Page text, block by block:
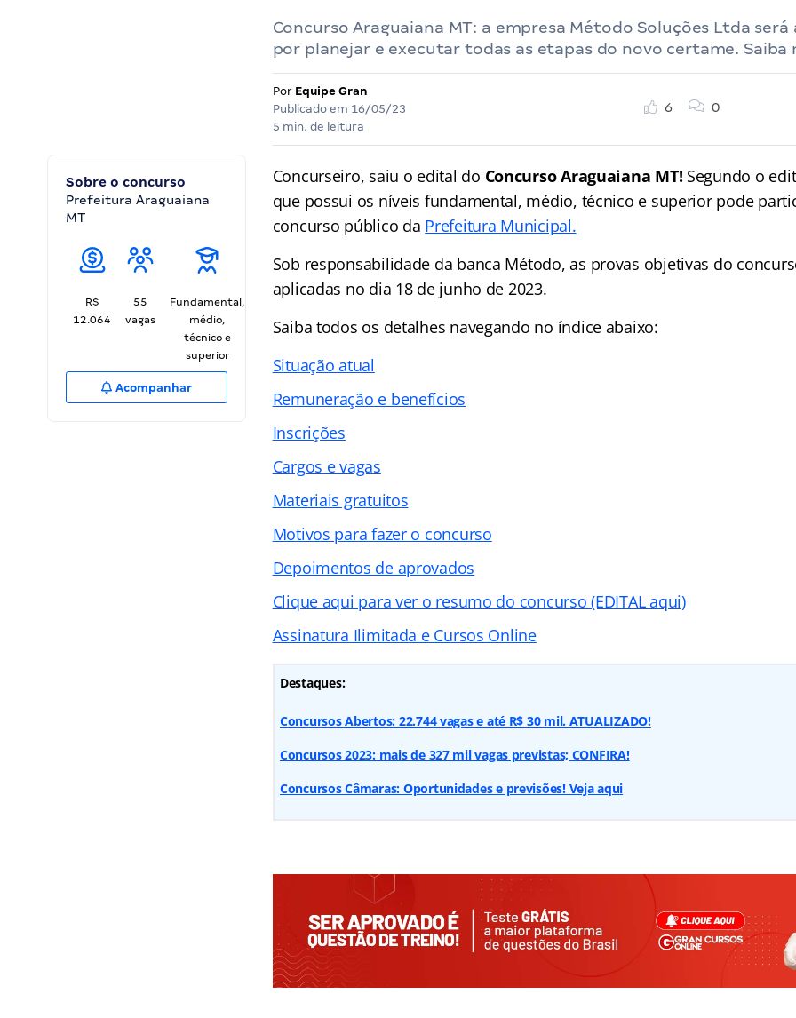
Concurso Araguaiana MT: a empresa Método Soluções Ltda será
por planejar e executar todas as etapas do novo certame. Saiba
Por Equipe Gran
Publicado em 16/05/23
5 min. de leitura
6 0
Sobre o concurso
Prefeitura Araguaiana
MT
R$
12.064
55
vagas
Fundamental,
médio,
técnico e
superior
Acompanhar
Concurseiro, saiu o edital do Concurso Araguaiana MT! Segundo o
que possui os níveis fundamental, médio, técnico e superior pode
concurso público da Prefeitura Municipal.
Sob responsabilidade da banca Método, as provas objetivas do
aplicadas no dia 18 de junho de 2023.
Saiba todos os detalhes navegando no índice abaixo:
Situação atual
Remuneração e benefícios
Inscrições
Cargos e vagas
Materiais gratuitos
Motivos para fazer o concurso
Depoimentos de aprovados
Clique aqui para ver o resumo do concurso (EDITAL aqui)
Assinatura Ilimitada e Cursos Online
Destaques:
Concursos Abertos: 22.744 vagas e até R$ 30 mil. ATUALIZADO!
Concursos 2023: mais de 327 mil vagas previstas; CONFIRA!
Concursos Câmaras: Oportunidades e previsões! Veja aqui